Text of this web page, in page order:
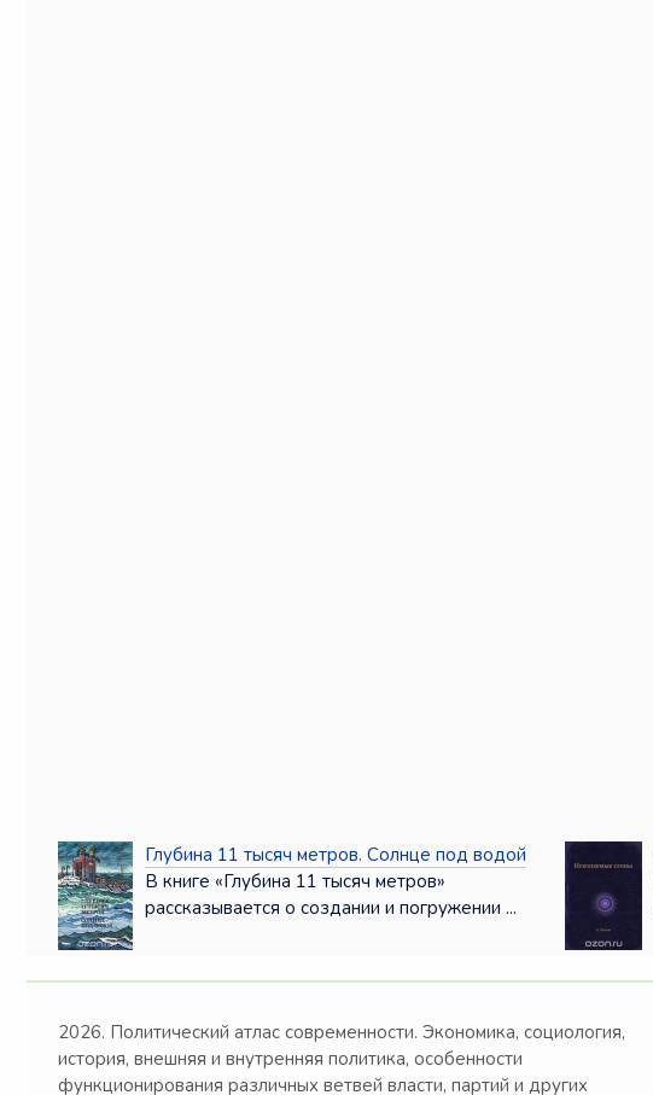
Глубина 11 тысяч метров. Солнце под водой
В книге «Глубина 11 тысяч метров»
рассказывается о создании и погружении ...
2026. Политический атлас современности. Экономика, социология,
история, внешняя и внутренняя политика, особенности
функционирования различных ветвей власти, партий и других